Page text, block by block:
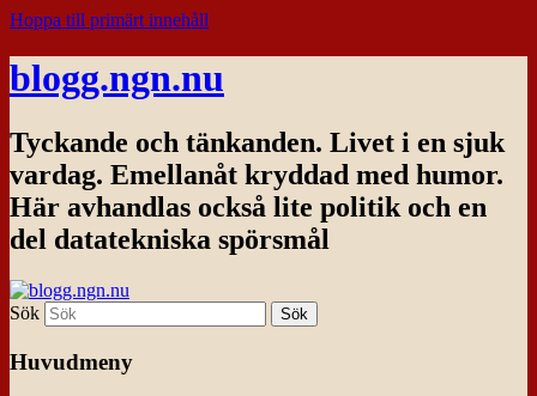
Hoppa till primärt innehåll
blogg.ngn.nu
Tyckande och tänkanden. Livet i en sjuk
vardag. Emellanåt kryddad med humor.
Här avhandlas också lite politik och en
del datatekniska spörsmål
Sök
Huvudmeny